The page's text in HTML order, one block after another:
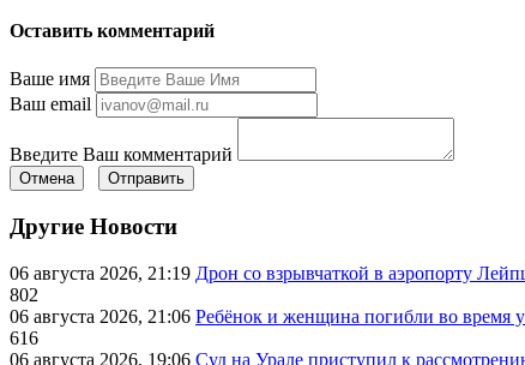
Оставить комментарий
Ваше имя
Ваш email
Введите Ваш комментарий
Отмена Отправить
Другие Новости
06 августа 2026, 21:19 Дрон со взрывчаткой в аэропорту
802
06 августа 2026, 21:06 Ребёнок и женщина погибли во время
616
06 августа 2026, 19:06 Суд на Урале приступил к